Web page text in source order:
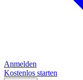
Anmelden
Kostenlos starten